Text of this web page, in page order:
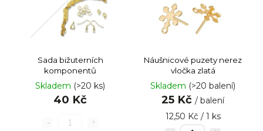
Sada bižuterních
komponentů
Skladem (>20 ks)
40 Kč
Náušnicové puzety nerez
vločka zlatá
Skladem (>20 balení)
25 Kč / balení
12,50 Kč / 1 ks